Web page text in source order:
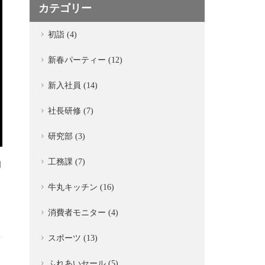
カテゴリー
初詣 (4)
新春パーティー (12)
新入社員 (14)
社長研修 (7)
研究部 (3)
工務課 (7)
牛丸キッチン (16)
消費者モニター (4)
スポーツ (13)